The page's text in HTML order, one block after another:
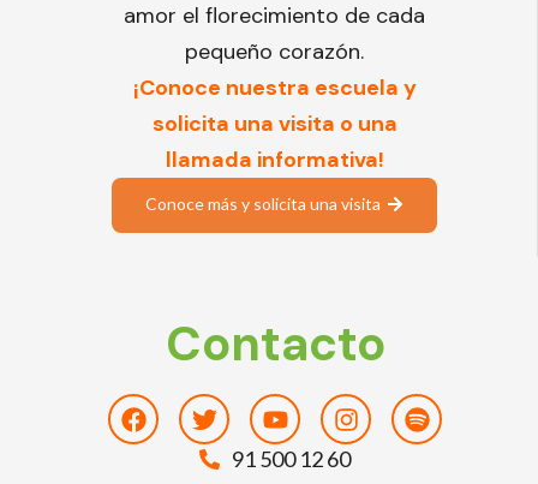
amor el florecimiento de cada
pequeño corazón.
¡Conoce nuestra escuela y
solicita una visita o una
llamada informativa!
Conoce más y solicita una visita
Contacto
FacebookTwitterYoutubeInstagramSpotify
91 500 12 60